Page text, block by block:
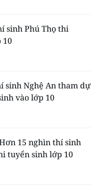
sinh Phú Thọ thi
10
sinh Nghệ An tham dự
vào lớp 10
15 nghìn thí sinh
tuyển sinh lớp 10